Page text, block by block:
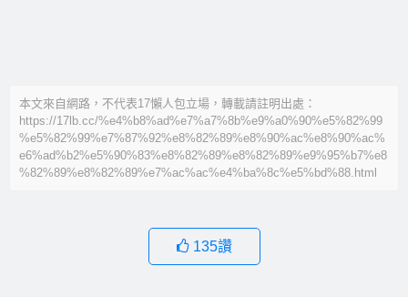
本文來自網路，不代表17懶人包立場，轉載請註明出處：
https://17lb.cc/%e4%b8%ad%e7%a7%8b%e9%a0%90%e5%82%99
%e5%82%99%e7%87%92%e8%82%89%e8%90%ac%e8%90%ac%
e6%ad%b2%e5%90%83%e8%82%89%e8%82%89%e9%95%b7%e8
%82%89%e8%82%89%e7%ac%ac%e4%ba%8c%e5%bd%88.html
135讚